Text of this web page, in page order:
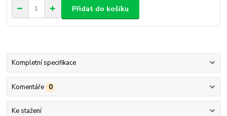
Přidat do košíku
Kompletní specifikace
Komentáře 0
Ke stažení